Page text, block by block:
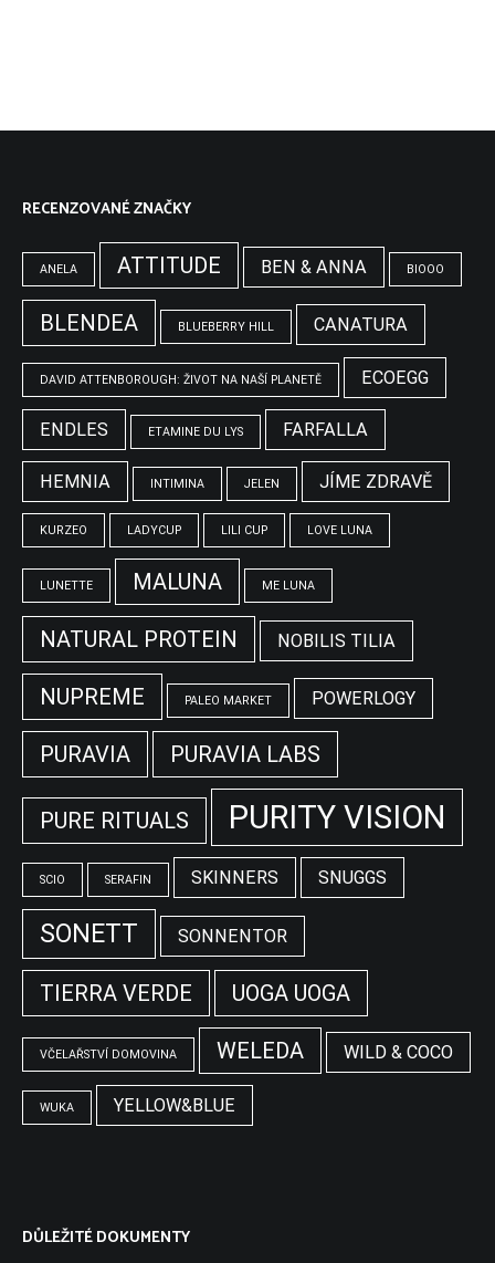
RECENZOVANÉ ZNAČKY
ANELA ATTITUDE BEN & ANNA BIOOO
BLENDEA BLUEBERRY HILL CANATURA
DAVID ATTENBOROUGH: ŽIVOT NA NAŠÍ PLANETĚ ECOEGG
ENDLES ETAMINE DU LYS FARFALLA
HEMNIA INTIMINA JELEN JÍME ZDRAVĚ
KURZEO LADYCUP LILI CUP LOVE LUNA
LUNETTE MALUNA ME LUNA
NATURAL PROTEIN NOBILIS TILIA
NUPREME PALEO MARKET POWERLOGY
PURAVIA PURAVIA LABS
PURE RITUALS PURITY VISION
SCIO SERAFIN SKINNERS SNUGGS
SONETT SONNENTOR
TIERRA VERDE UOGA UOGA
VČELAŘSTVÍ DOMOVINA WELEDA WILD & COCO
WUKA YELLOW&BLUE
DŮLEŽITÉ DOKUMENTY